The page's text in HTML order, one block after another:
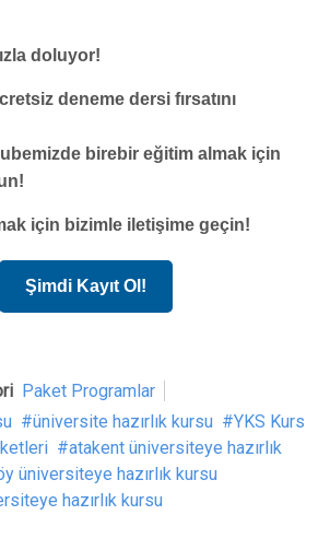
doluyor!
deneme dersi fırsatını
birebir eğitim almak için
için bizimle iletişime geçin!
Şimdi Kayıt Ol!
Paket Programlar
üniversite hazırlık kursu
YKS Kurs
atakent üniversiteye hazırlık
üniversiteye hazırlık kursu
hazırlık kursu